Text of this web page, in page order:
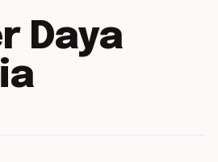
Daya